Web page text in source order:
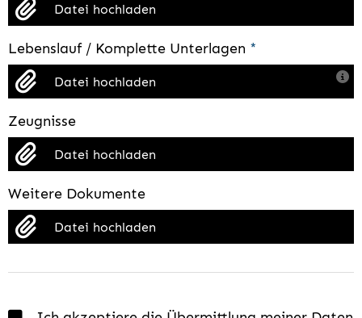
Datei hochladen
Lebenslauf / Komplette Unterlagen *
Datei hochladen
Zeugnisse
Datei hochladen
Weitere Dokumente
Datei hochladen